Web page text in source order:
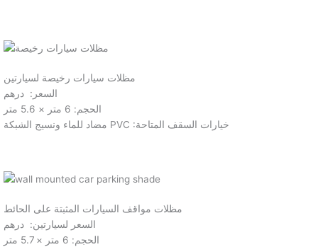
مظلات سيارات رخيصة لسيارتين
السعر: درهم
الحجم: 6 متر × 5.6 متر
مضاد للماء ونسيج الشبكة PVC :خيارات السقف المتاحة
مظلات مواقف السيارات المثبتة على الحائط
السعر لسيارتين: درهم
الحجم: 6 متر × 5.7 متر